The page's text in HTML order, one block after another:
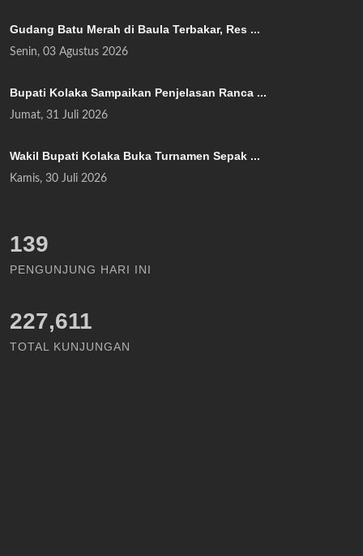
Gudang Batu Merah di Baula Terbakar, Res ...
Senin, 03 Agustus 2026
Bupati Kolaka Sampaikan Penjelasan Ranca ...
Jumat, 31 Juli 2026
Wakil Bupati Kolaka Buka Turnamen Sepak ...
Kamis, 30 Juli 2026
160
PENGUNJUNG HARI INI
227,611
TOTAL KUNJUNGAN